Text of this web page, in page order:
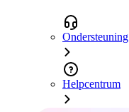
Ondersteuning
Helpcentrum